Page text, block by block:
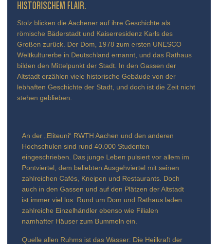
TORISCHEM FLAIR.
Stolz blicken die Aachener auf ihre Geschichte als
römische Bäderstadt und Kaiserresidenz Karls des
Großen zurück. Der Dom, 1978 zum ersten UNESCO
Weltkulturerbe in Deutschland ernannt, und das Rathaus
bilden den Mittelpunkt der Stadt. In den Gassen der
Altstadt erzählen viele historische Gebäude von der
lebhaften Geschichte der Stadt, und doch ist die Zeit nicht
stehen geblieben.
An der „Eliteuni“ RWTH Aachen und den anderen
Hochschulen sind rund 40.000 Studenten
eingeschrieben. Das junge Leben pulsiert vor allem im
Pontviertel, dem beliebten Ausgehviertel mit seinen
zahlreichen Cafés, Kneipen und Restaurants. Doch
auch in den Gassen und auf den Plätzen der Altstadt
ist immer viel los. Rund um Dom und Rathaus laden
zahlreiche Einzelhändler ebenso wie Filialen
namhafter Häuser zum Bummeln ein.
Quelle allen Ruhms ist das Wasser: Die Heilkraft der